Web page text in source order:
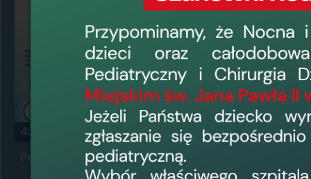
40 plus 2
Profilaktyka 40 plus 2
data dodania: